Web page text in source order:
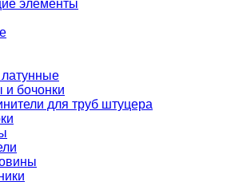
элементы
и бочонки
для труб штуцера